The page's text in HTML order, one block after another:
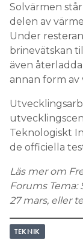
Solvärmen
delen av
Under
brinevätskan
även
annan form av
Teknologiskt
de officiella
Läs mer om
Forums Tema:
27 mars, eller
TEKNIK